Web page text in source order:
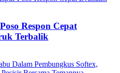
Respon Cepat
Terbalik